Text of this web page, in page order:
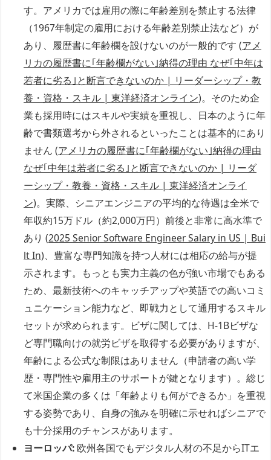
す。アメリカでは雇用の際に年齢差別を禁止する法律
（1967年制定の雇用における年齢差別禁止法など）が
あり、履歴書に年齢欄を設けないのが一般的です (アメ
リカの履歴書に｢年齢欄がない｣納得の理由 なぜ｢中年は
若者に劣る｣と断言できないのか | リーダーシップ・教
養・資格・スキル | 東洋経済オンライン)。そのため企
業も採用時にはスキルや実績を重視し、日本のように年
齢で書類選考から外されるといったことは基本的にあり
ません (アメリカの履歴書に｢年齢欄がない｣納得の理由
なぜ｢中年は若者に劣る｣と断言できないのか | リーダ
ーシップ・教養・資格・スキル | 東洋経済オンライ
ン)。実際、シニアエンジニアの平均的な待遇は全米で
年収約15万ドル（約2,000万円）前後と非常に高水準で
あり (2025 Senior Software Engineer Salary in US | Bui
lt In)、豊富な専門知識を持つ人材には相応の給与が提
示されます。もっとも実力主義の色が強い市場でもある
ため、最新技術へのキャッチアップや英語での高いコミ
ュニケーション能力など、即戦力として通用するスキル
セットが求められます。ビザに関しては、H-1Bビザな
ど専門職向けの就労ビザを取得する必要がありますが、
年齢による公式な制限はありません（申請者の高い学
歴・専門性や雇用主のサポートが鍵となります）。総じ
て米国企業の多くは「年齢よりも何ができるか」を重視
する姿勢であり、自身の強みを明確に示せればシニアで
も十分採用のチャンスがあります。
ヨーロッパ: 欧州各国でもデジタル人材の不足からITエ